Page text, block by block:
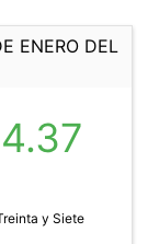
ENERO DEL
y Siete